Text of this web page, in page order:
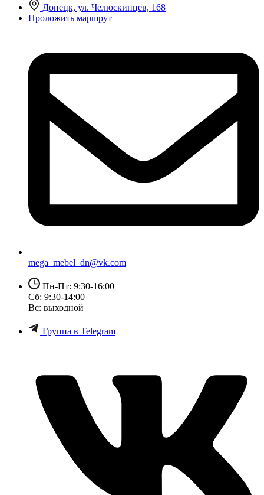
Донецк, ул. Челюскинцев, 168
Проложить маршрут
mega_mebel_dn@vk.com
Пн-Пт: 9:30-16:00
Сб: 9:30-14:00
Вс: выходной
Группа в Telegram